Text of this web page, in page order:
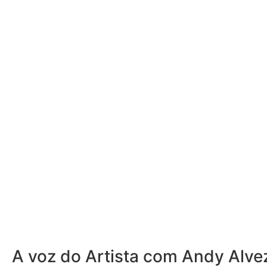
A voz do Artista com Andy